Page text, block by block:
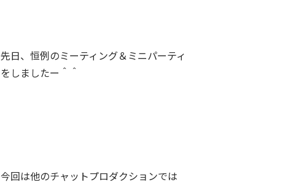
先日、恒例のミーティング＆ミニパーティ
をしましたー＾＾
今回は他のチャットプロダクションでは